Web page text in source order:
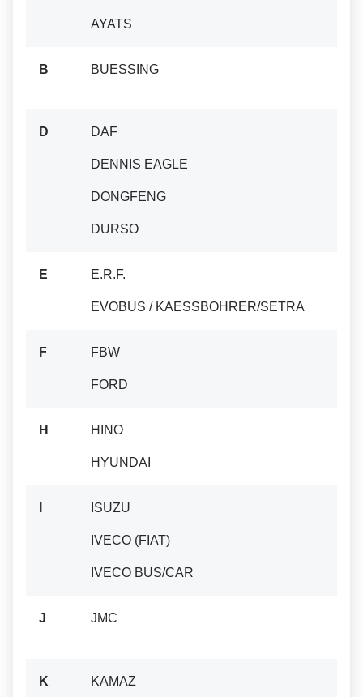
AYATS
B BUESSING
D DAF
DENNIS EAGLE
DONGFENG
DURSO
E E.R.F.
EVOBUS / KAESSBOHRER/SETRA
F FBW
FORD
H HINO
HYUNDAI
ISUZU
IVECO (FIAT)
IVECO BUS/CAR
J JMC
K KAMAZ